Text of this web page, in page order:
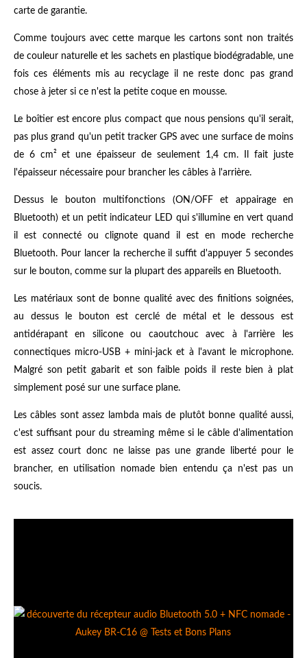
carte de garantie.
Comme toujours avec cette marque les cartons sont non traités
de couleur naturelle et les sachets en plastique biodégradable, une
fois ces éléments mis au recyclage il ne reste donc pas grand
chose à jeter si ce n'est la petite coque en mousse.
Le boîtier est encore plus compact que nous pensions qu'il serait,
pas plus grand qu'un petit tracker GPS avec une surface de moins
de 6 cm² et une épaisseur de seulement 1,4 cm. Il fait juste
l'épaisseur nécessaire pour brancher les câbles à l'arrière.
Dessus le bouton multifonctions (ON/OFF et appairage en
Bluetooth) et un petit indicateur LED qui s'illumine en vert quand
il est connecté ou clignote quand il est en mode recherche
Bluetooth. Pour lancer la recherche il suffit d'appuyer 5 secondes
sur le bouton, comme sur la plupart des appareils en Bluetooth.
Les matériaux sont de bonne qualité avec des finitions soignées,
au dessus le bouton est cerclé de métal et le dessous est
antidérapant en silicone ou caoutchouc avec à l'arrière les
connectiques micro-USB + mini-jack et à l'avant le microphone.
Malgré son petit gabarit et son faible poids il reste bien à plat
simplement posé sur une surface plane.
Les câbles sont assez lambda mais de plutôt bonne qualité aussi,
c'est suffisant pour du streaming même si le câble d'alimentation
est assez court donc ne laisse pas une grande liberté pour le
brancher, en utilisation nomade bien entendu ça n'est pas un
soucis.